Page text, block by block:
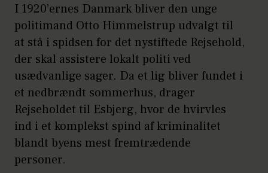
I 1920’ernes Danmark bliver den unge
politimand Otto Himmelstrup udvalgt til
at stå i spidsen for det nystiftede Rejsehold,
der skal assistere lokalt politi ved
usædvanlige sager. Da et lig bliver fundet i
et nedbrændt sommerhus, drager
Rejseholdet til Esbjerg, hvor de hvirvles
ind i et komplekst spind af kriminalitet
blandt byens mest fremtrædende
personer.